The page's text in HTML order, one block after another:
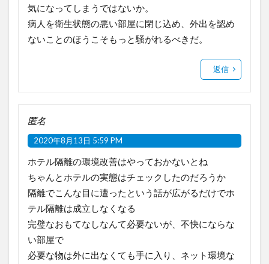
気になってしまうではないか。
病人を衛生状態の悪い部屋に閉じ込め、外出を認め
ないことのほうこそもっと騒がれるべきだ。
返信
匿名
2020年8月13日 5:59 PM
ホテル隔離の環境改善はやっておかないとね
ちゃんとホテルの実態はチェックしたのだろうか
隔離でこんな目に遭ったという話が広がるだけでホ
テル隔離は成立しなくなる
完璧なおもてなしなんて必要ないが、不快にならな
い部屋で
必要な物は外に出なくても手に入り、ネット環境な